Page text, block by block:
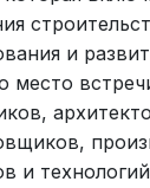
и
место
и